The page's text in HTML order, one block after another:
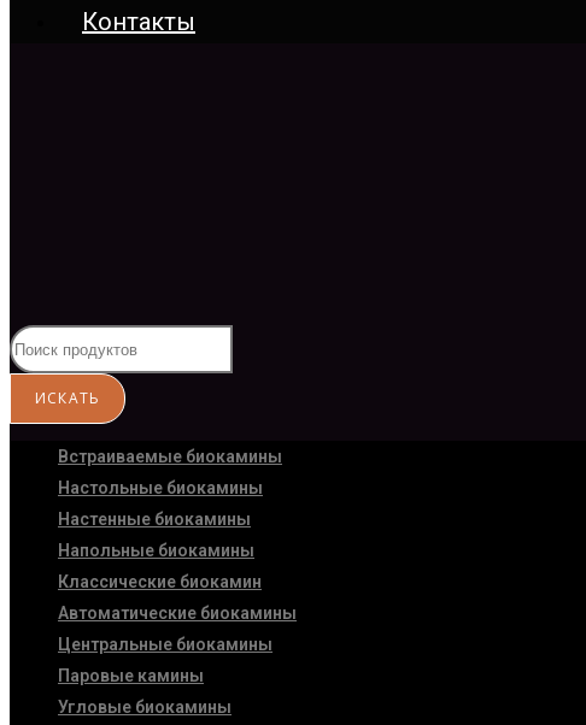
Контакты
Встраиваемые биокамины
Настoльные биокамины
Настенные биокамины
Напольные биокамины
Классические биокамин
Автоматические биокамины
Центральные биокамины
Паровые камины
Угловые биокамины